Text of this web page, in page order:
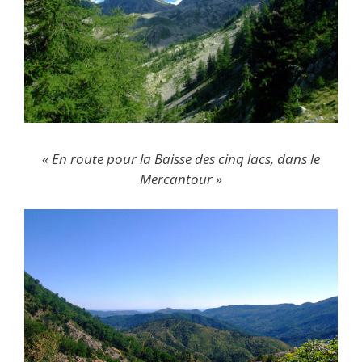
« En route pour la Baisse des cinq lacs, dans le
Mercantour »